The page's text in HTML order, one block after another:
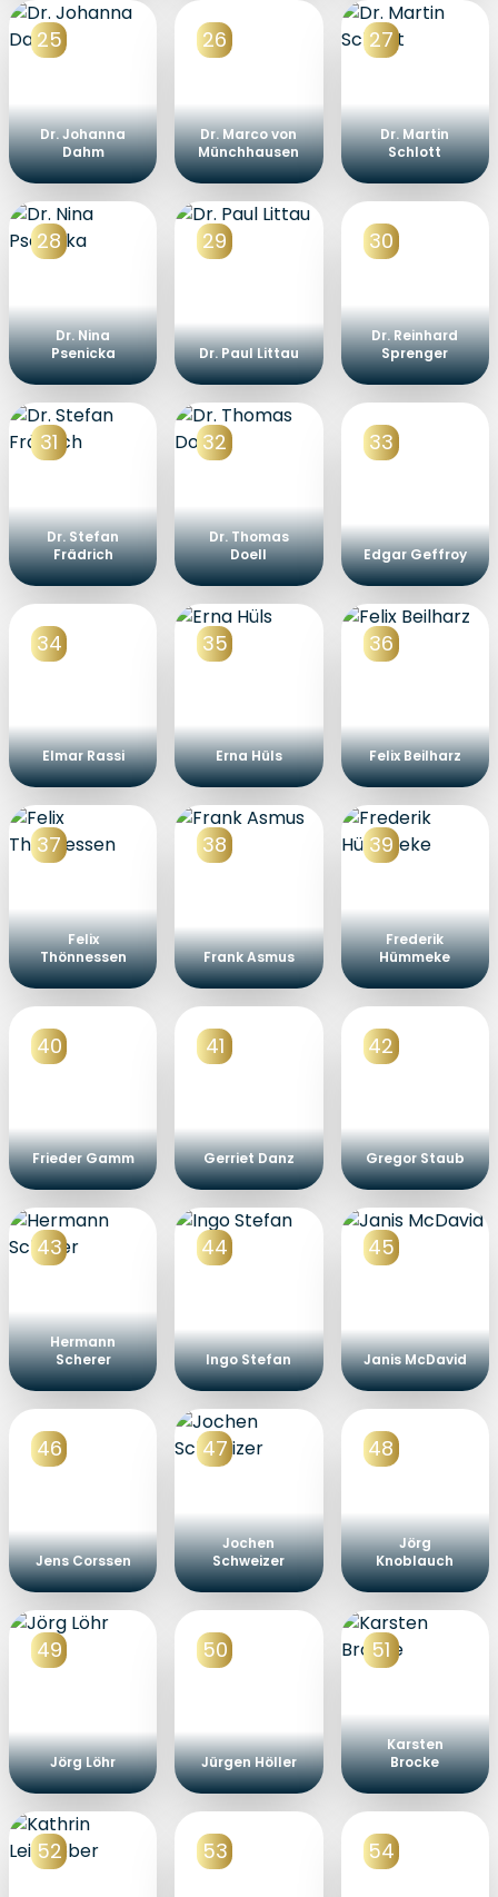
25
Dr. Johanna
Dahm
26
Dr. Marco von
Münchhausen
27
Dr. Martin
Schlott
28
Dr. Nina
Psenicka
29
Dr. Paul Littau
30
Dr. Reinhard
Sprenger
31
Dr. Stefan
Frädrich
32
Dr. Thomas
Doell
33
Edgar Geffroy
34
Elmar Rassi
35
Erna Hüls
36
Felix Beilharz
37
Felix
Thönnessen
38
Frank Asmus
39
Frederik
Hümmeke
40
Frieder Gamm
41
Gerriet Danz
42
Gregor Staub
43
Hermann
Scherer
44
Ingo Stefan
45
Janis McDavid
46
Jens Corssen
47
Jochen
Schweizer
48
Jörg
Knoblauch
49
Jörg Löhr
50
Jürgen Höller
51
Karsten
Brocke
52 53 54